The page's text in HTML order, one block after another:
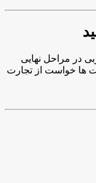
در مراحل نهایی
ها خواست از تجارت